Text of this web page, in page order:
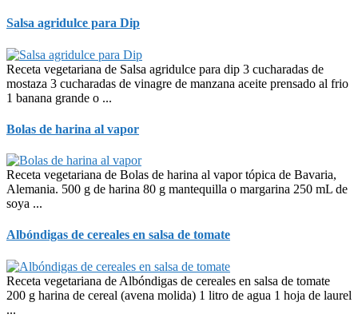
Salsa agridulce para Dip
Receta vegetariana de Salsa agridulce para dip 3 cucharadas de
mostaza 3 cucharadas de vinagre de manzana aceite prensado al frio
1 banana grande o ...
Bolas de harina al vapor
Receta vegetariana de Bolas de harina al vapor tópica de Bavaria,
Alemania. 500 g de harina 80 g mantequilla o margarina 250 mL de
soya ...
Albóndigas de cereales en salsa de tomate
Receta vegetariana de Albóndigas de cereales en salsa de tomate
200 g harina de cereal (avena molida) 1 litro de agua 1 hoja de laurel
...